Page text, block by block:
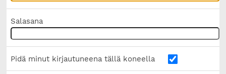
Salasana
Pidä minut kirjautuneena tällä koneella